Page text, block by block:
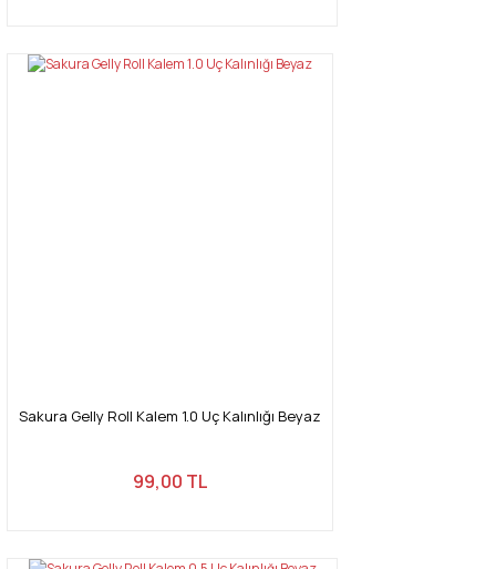
Sakura Gelly Roll Kalem 1.0 Uç Kalınlığı Beyaz
99,00 TL